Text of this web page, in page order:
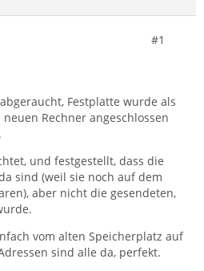
#1
Festplatte wurde als
Rechner angeschlossen
und festgestellt, dass die
sind (weil sie noch auf dem
aber nicht die gesendeten,
vom alten Speicherplatz auf
sind alle da, perfekt.